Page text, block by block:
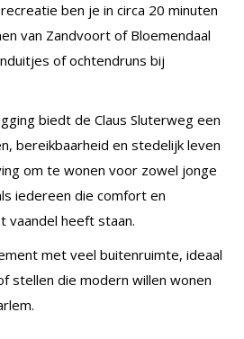
ben je in circa 20 minuten
van Zandvoort of Bloemendaal
of ochtendruns bij
biedt de Claus Sluterweg een
bereikbaarheid en stedelijk leven
om te wonen voor zowel jonge
iedereen die comfort en
vaandel heeft staan.
met veel buitenruimte, ideaal
stellen die modern willen wonen